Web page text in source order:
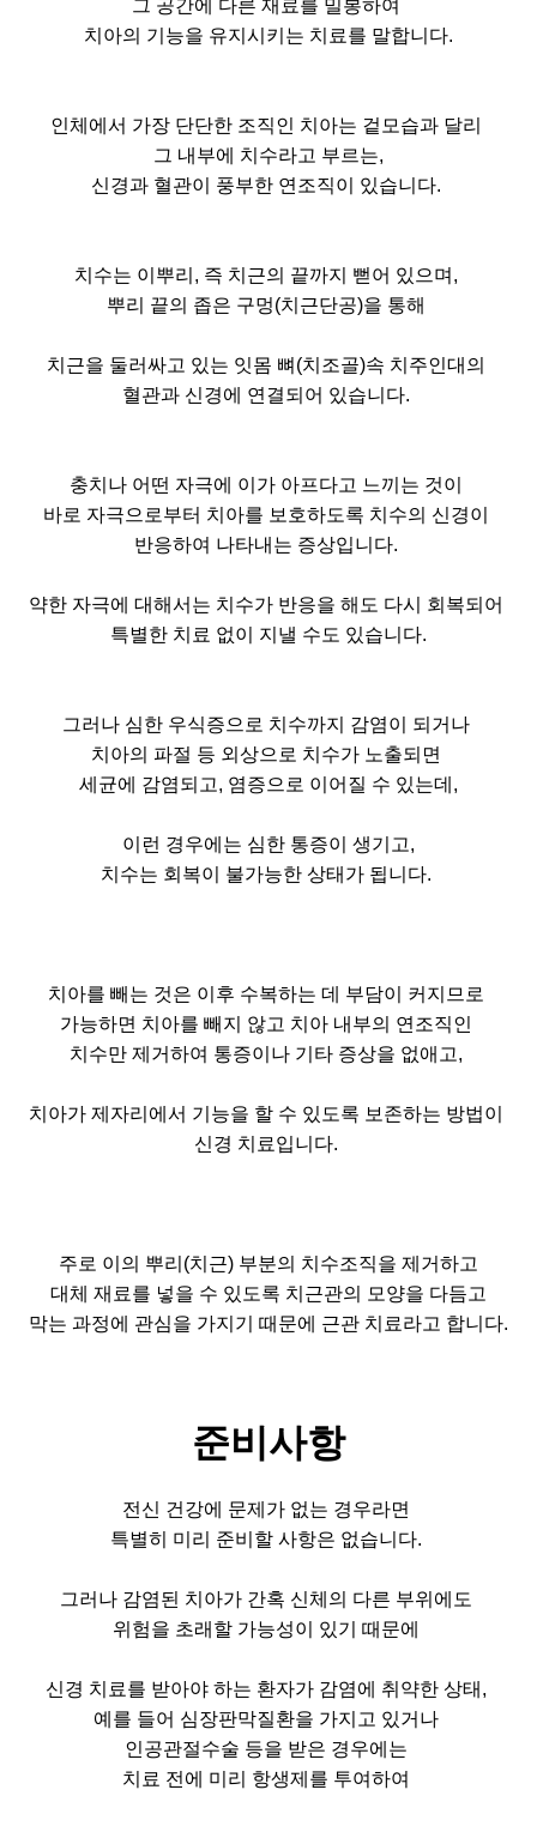
그 공간에 다른 재료를 밀봉하여
치아의 기능을 유지시키는 치료를 말합니다.
인체에서 가장 단단한 조직인 치아는 겉모습과 달리
그 내부에 치수라고 부르는,
신경과 혈관이 풍부한 연조직이 있습니다.
치수는 이뿌리, 즉 치근의 끝까지 뻗어 있으며,
뿌리 끝의 좁은 구멍(치근단공)을 통해
치근을 둘러싸고 있는 잇몸 뼈(치조골)속 치주인대의
혈관과 신경에 연결되어 있습니다.
충치나 어떤 자극에 이가 아프다고 느끼는 것이
바로 자극으로부터 치아를 보호하도록 치수의 신경이
반응하여 나타내는 증상입니다.
약한 자극에 대해서는 치수가 반응을 해도 다시 회복되어
특별한 치료 없이 지낼 수도 있습니다.
그러나 심한 우식증으로 치수까지 감염이 되거나
치아의 파절 등 외상으로 치수가 노출되면
세균에 감염되고, 염증으로 이어질 수 있는데,
이런 경우에는 심한 통증이 생기고,
치수는 회복이 불가능한 상태가 됩니다.
치아를 빼는 것은 이후 수복하는 데 부담이 커지므로
가능하면 치아를 빼지 않고 치아 내부의 연조직인
치수만 제거하여 통증이나 기타 증상을 없애고,
치아가 제자리에서 기능을 할 수 있도록 보존하는 방법이
신경 치료입니다.
주로 이의 뿌리(치근) 부분의 치수조직을 제거하고
대체 재료를 넣을 수 있도록 치근관의 모양을 다듬고
막는 과정에 관심을 가지기 때문에 근관 치료라고 합니다.
준비사항
전신 건강에 문제가 없는 경우라면
특별히 미리 준비할 사항은 없습니다.
그러나 감염된 치아가 간혹 신체의 다른 부위에도
위험을 초래할 가능성이 있기 때문에
신경 치료를 받아야 하는 환자가 감염에 취약한 상태,
예를 들어 심장판막질환을 가지고 있거나
인공관절수술 등을 받은 경우에는
치료 전에 미리 항생제를 투여하여